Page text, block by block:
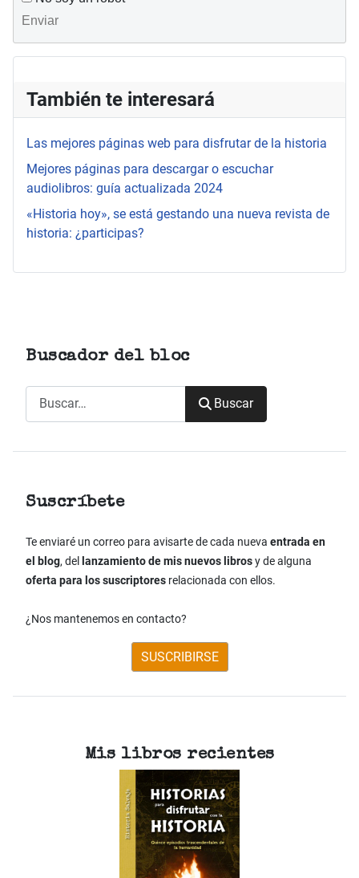
Enviar
También te interesará
Las mejores páginas web para disfrutar de la historia
Mejores páginas para descargar o escuchar
audiolibros: guía actualizada 2024
«Historia hoy», se está gestando una nueva revista de
historia: ¿participas?
Buscador del bloc
Buscar
Suscríbete
Te enviaré un correo para avisarte de cada nueva entrada en
el blog, del lanzamiento de mis nuevos librosy de alguna
oferta para los suscriptores relacionada con ellos.
¿Nos mantenemos en contacto?
SUSCRIBIRSE
Mis libros recientes